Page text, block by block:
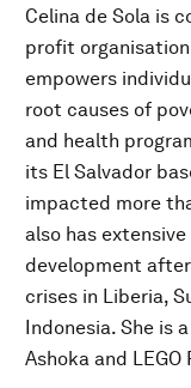
Celina de Sola is
profit
empowers
root causes of
and health
its El Salvador
impacted more
also has
development
crises in Liberia,
Indonesia. She is
Ashoka and